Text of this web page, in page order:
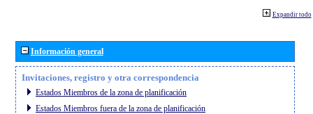
Expandir todo
Información general
Invitaciones, registro y otra correspondencia
Estados Miembros de la zona de planificación
Estados Miembros fuera de la zona de planificación